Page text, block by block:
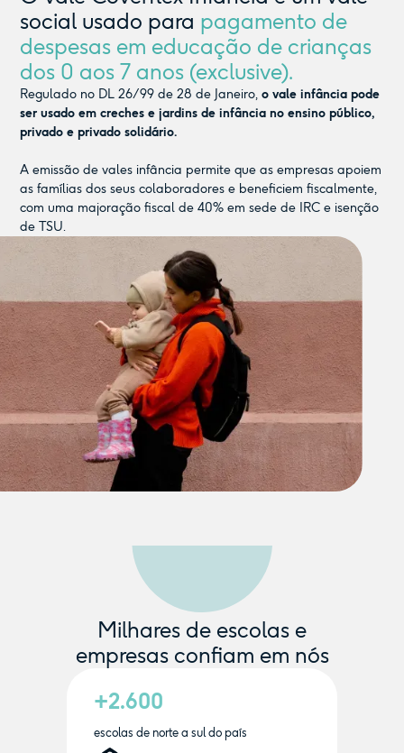
social usado para pagamento de
despesas em educação de crianças
dos 0 aos 7 anos (exclusive).
Regulado no DL 26/99 de 28 de Janeiro,o vale infância pode
ser usado em creches e jardins de infância no ensino público,
privado e privado solidário.
A emissão de vales infância permite que as empresas apoiem
as famílias dos seus colaboradores e beneficiem fiscalmente,
com uma majoração fiscal de 40% em sede de IRC e isenção
de TSU.
Milhares de escolas e
empresas confiam em nós
+2.600
escolas de norte a sul do país